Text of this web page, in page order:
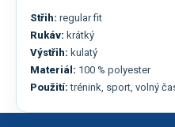
Střih: regular fit
Rukáv: krátký
Výstřih: kulatý
Materiál: 100 % polyester
Použití: trénink, sport, volný